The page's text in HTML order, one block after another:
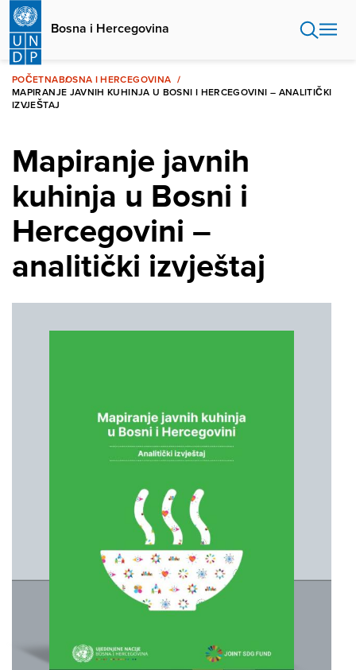
Skip
main
content
Bosna i Hercegovina
POČETNABOSNA I HERCEGOVINA
MAPIRANJE JAVNIH KUHINJA U BOSNI I HERCEGOVINI – ANALITIČKI
IZVJEŠTAJ
Mapiranje javnih
kuhinja u Bosni i
Hercegovini –
analitički izvještaj